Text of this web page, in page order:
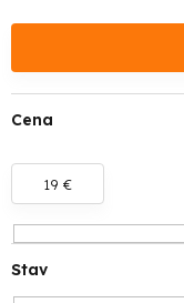
e
n
i
e
p
r
o
Cena
19 €
Stav